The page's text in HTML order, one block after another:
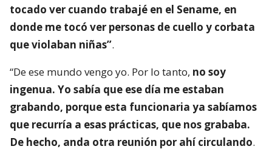
tocado ver cuando trabajé en el Sename, en
donde me tocó ver personas de cuello y corbata
que violaban niñas”.
“De ese mundo vengo yo. Por lo tanto, no soy
ingenua. Yo sabía que ese día me estaban
grabando, porque esta funcionaria ya sabíamos
que recurría a esas prácticas, que nos grababa.
De hecho, anda otra reunión por ahí circulando.